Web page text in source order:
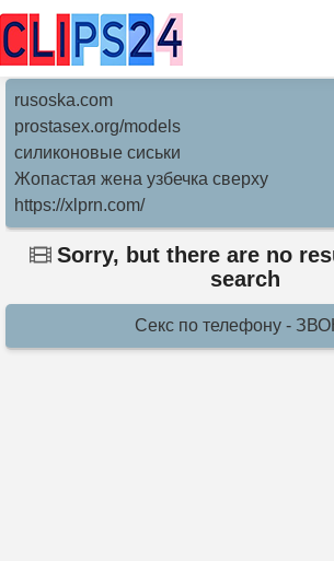
rusoska.com
prostasex.org/models
силиконовые сиськи
Жопастая жена узбечка сверху
https://xlprn.com/
Sorry, but there are no
search
Секс по телефону -